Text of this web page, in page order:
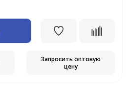
Запросить оптовую
цену